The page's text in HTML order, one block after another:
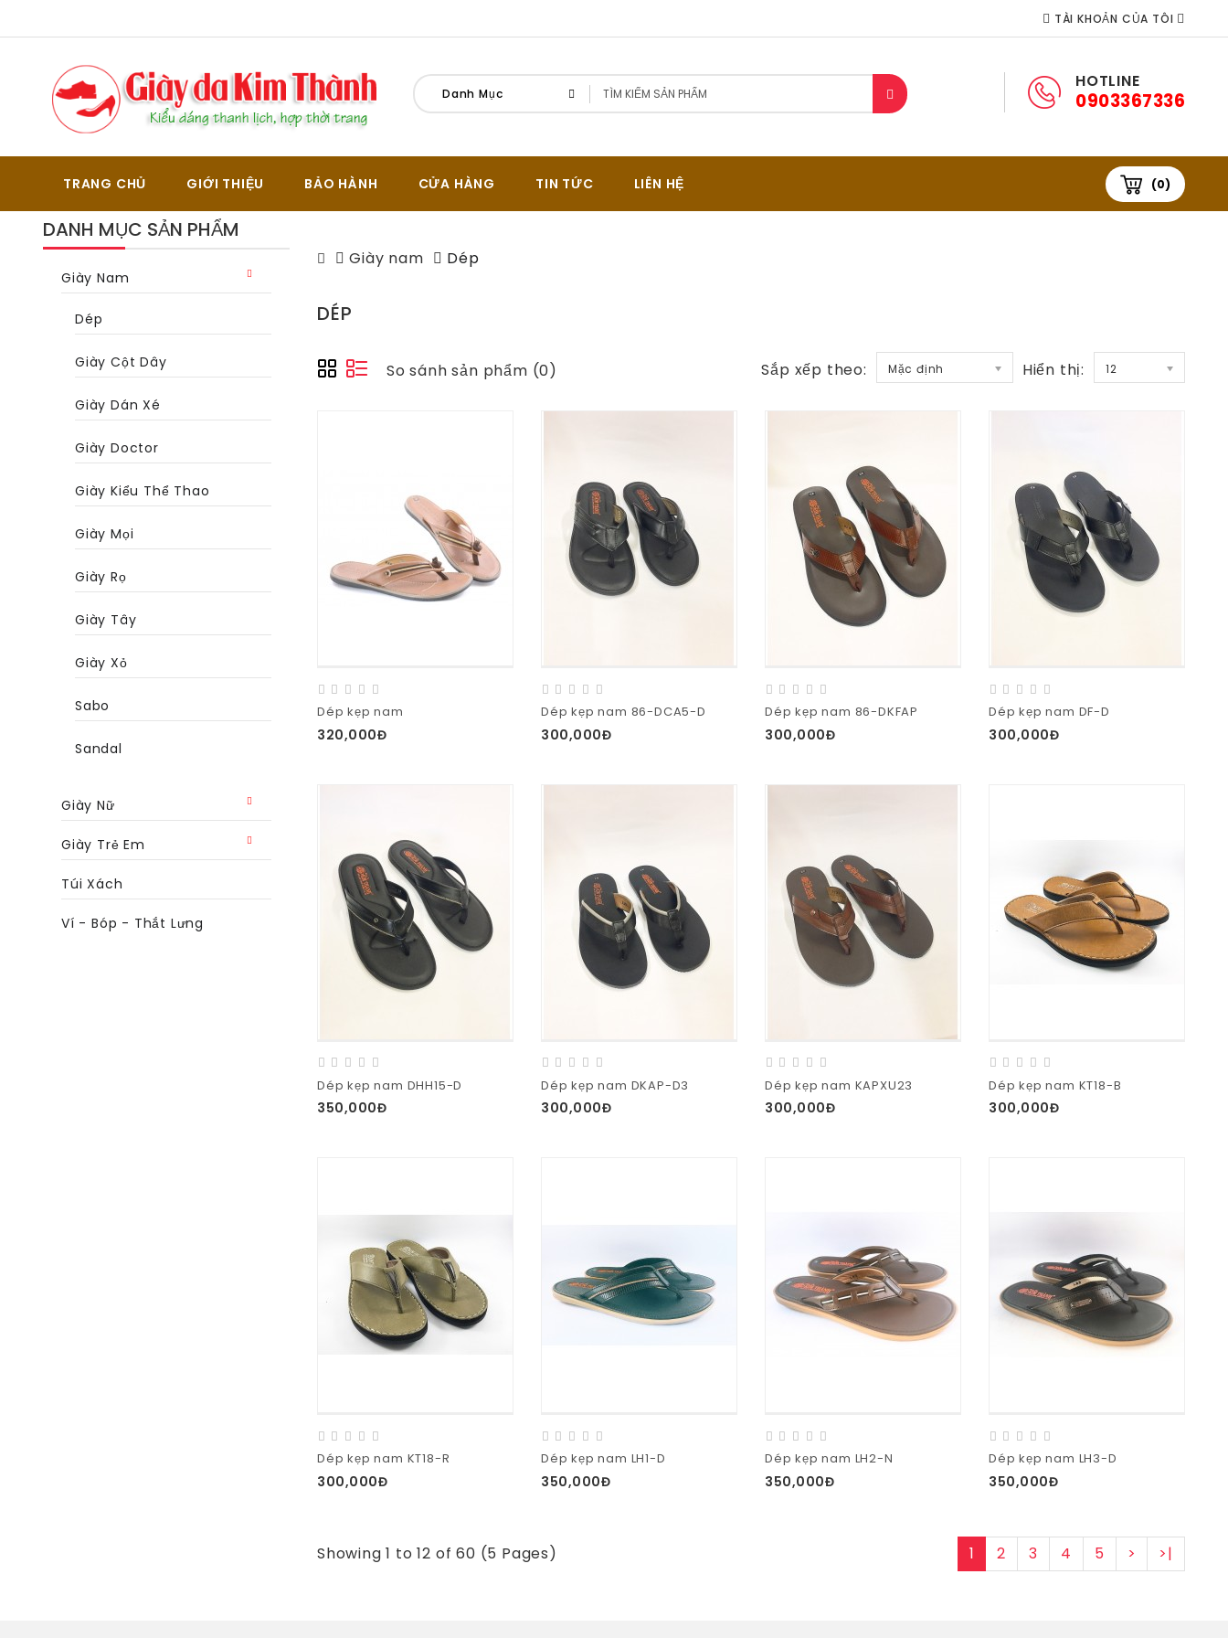
TÀI KHOẢN CỦA TÔI
HOTLINE
0903367336
Danh Mục
TRANG CHỦ GIỚI THIỆU BẢO HÀNH CỬA HÀNG TIN TỨC LIÊN HỆ (0)
DANH MỤC SẢN PHẨM
Giày Nam
Dép
Giày Cột Dây
Giày Dán Xé
Giày Doctor
Giày Kiểu Thể Thao
Giày Mọi
Giày Rọ
Giày Tây
Giày Xỏ
Sabo
Sandal
Giày Nữ
Giày Trẻ Em
Túi Xách
Ví - Bóp - Thắt Lưng
Giày nam Dép
DÉP
So sánh sản phẩm (0) Sắp xếp theo: Mặc định Hiển thị: 12
Dép kẹp nam
320,000Đ
Dép kẹp nam 86-DCA5-D
300,000Đ
Dép kẹp nam 86-DKFAP
300,000Đ
Dép kẹp nam DF-D
300,000Đ
Dép kẹp nam DHH15-D
350,000Đ
Dép kẹp nam DKAP-D3
300,000Đ
Dép kẹp nam KAPXU23
300,000Đ
Dép kẹp nam KT18-B
300,000Đ
Dép kẹp nam KT18-R
300,000Đ
Dép kẹp nam LH1-D
350,000Đ
Dép kẹp nam LH2-N
350,000Đ
Dép kẹp nam LH3-D
350,000Đ
1 2 3 4 5 > >|
Showing 1 to 12 of 60 (5 Pages)